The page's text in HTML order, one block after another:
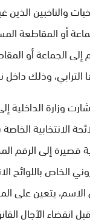
والناخبين
أو المقاطعة
الجماعة أو
الترابي، وذلك
وزارة الداخلية
الانتخابية
الخاص باللوائح
يتعين على
الآجال